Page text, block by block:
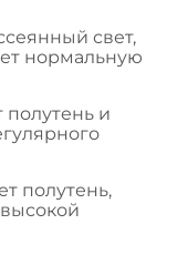
свет,
нормальную
и
полутень,